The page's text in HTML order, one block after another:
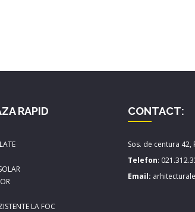
RAPID
LA FOC
CONTACT:
Sos. de centura 42,
Telefon:
Email: